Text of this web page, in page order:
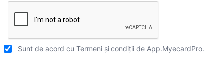
Sunt de acord cu Termeni și condiții de App.MyecardPro.